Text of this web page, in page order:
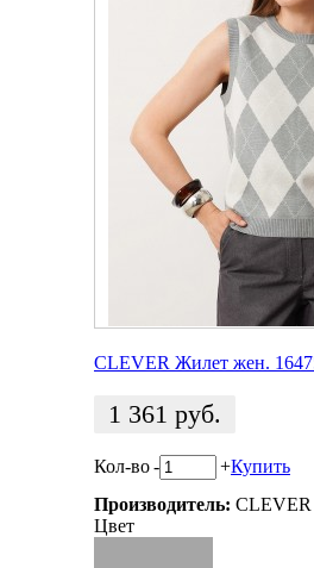
CLEVER Жилет жен.
1 361 руб.
Кол-во- +Купить
Производитель:
Цвет